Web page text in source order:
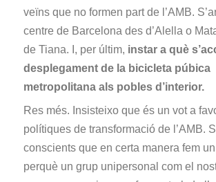
veïns que no formen part de l’AMB.
centre de Barcelona des d’Alella o
de Tiana. I, per últim, instar a què
desplegament de la bicicleta púbica
metropolitana als pobles d’interior.
Res més. Insisteixo que és un vot a
polítiques de transformació de l’AMB.
conscients que en certa manera fem
perquè un grup unipersonal com el